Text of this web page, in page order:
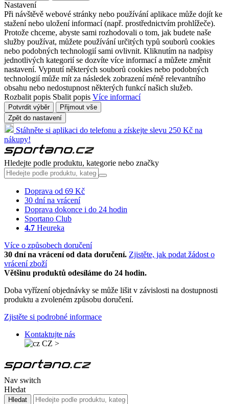
Nastavení
Při návštěvě webové stránky nebo používání aplikace může dojít ke
stažení nebo uložení informací (např. prostřednictvím prohlížeče).
Protože chceme, abyste sami rozhodovali o tom, jak budete naše
služby používat, můžete používání určitých typů souborů cookies
nebo podobných technologií sami ovlivnit. Kliknutím na nadpisy
jednotlivých kategorií se dozvíte více informací a můžete změnit
nastavení. Vypnutí některých souborů cookies nebo podobných
technologií může mít za následek zobrazení méně relevantního
obsahu nebo nedostupnost některých funkcí našich služeb.
Rozbalit popis Sbalit popis Více informací
Potvrdit výběr
Přijmout vše
Zpět do nastavení
Stáhněte si aplikaci do telefonu a získejte slevu 250 Kč na
nákupy!
Hledejte podle produktu, kategorie nebo značky
Doprava od 69 Kč
30 dní na vrácení
Doprava dokonce i do 24 hodin
Sportano Club
4.7 Heureka
Více o způsobech doručení
30 dní na vrácení od data doručení. Zjistěte, jak podat žádost o
vrácení zboží
Většinu produktů odesíláme do 24 hodin.
Doba vyřízení objednávky se může lišit v závislosti na dostupnosti
produktu a zvoleném způsobu doručení.
Zjistěte si podrobné informace
Kontaktujte nás
CZ >
Nav switch
Hledat
Hledat